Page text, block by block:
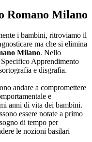
Romano Milano
i bambini, ritroviamo il
ma che si elimina
Milano. Nello
Apprendimento
e disgrafia.
andare a compromettere
e
anni di vita dei bambini.
essere notate a primo
di tempo per
le nozioni basilari